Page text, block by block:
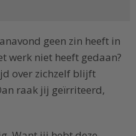
geen zin heeft in
werk niet heeft gedaan?
over zichzelf blijft
raak jij geïrriteerd,